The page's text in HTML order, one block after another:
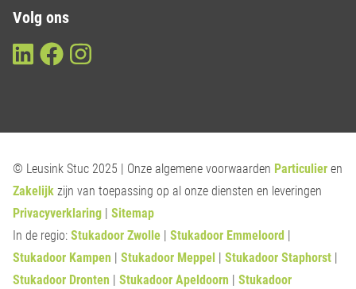
Volg ons
© Leusink Stuc 2025 | Onze algemene voorwaarden Particulier en
Zakelijk zijn van toepassing op al onze diensten en leveringen
Privacyverklaring | Sitemap
In de regio: Stukadoor Zwolle | Stukadoor Emmeloord |
Stukadoor Kampen | Stukadoor Meppel | Stukadoor Staphorst |
Stukadoor Dronten | Stukadoor Apeldoorn | Stukadoor